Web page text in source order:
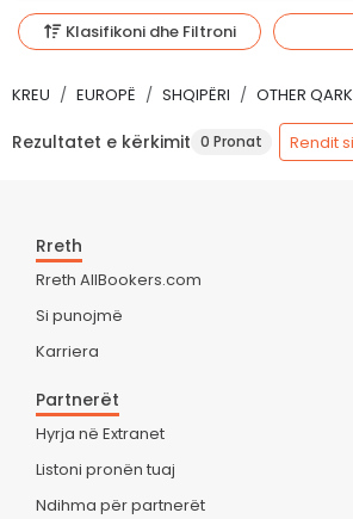
Klasifikoni dhe Filtroni
KREU EUROPË SHQIPËRI OTHER QARK
Rezultatet e kërkimit 0 Pronat
Rreth
Rreth AllBookers.com
Si punojmë
Karriera
Partnerët
Hyrja në Extranet
Listoni pronën tuaj
Ndihma për partnerët